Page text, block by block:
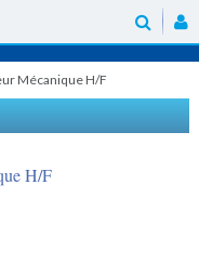
Mécanique H/F
H/F